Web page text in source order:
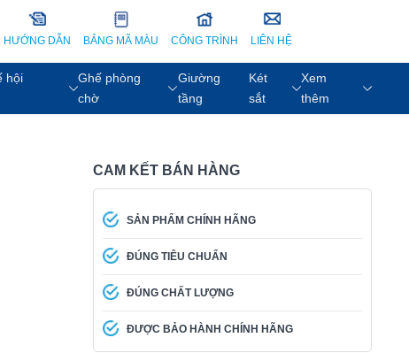
HƯỚNG DẪN BẢNG MÃ MÀU CÔNG TRÌNH LIÊN HỆ
hội
Ghế phòng
chờ
Giường
tầng
Két
sắt
Xem
thêm
CAM KẾT BÁN HÀNG
SẢN PHẨM CHÍNH HÃNG
ĐÚNG TIÊU CHUẨN
ĐÚNG CHẤT LƯỢNG
ĐƯỢC BẢO HÀNH CHÍNH HÃNG